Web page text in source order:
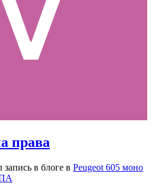
права
запись в блоге в Peugeot 605 моно